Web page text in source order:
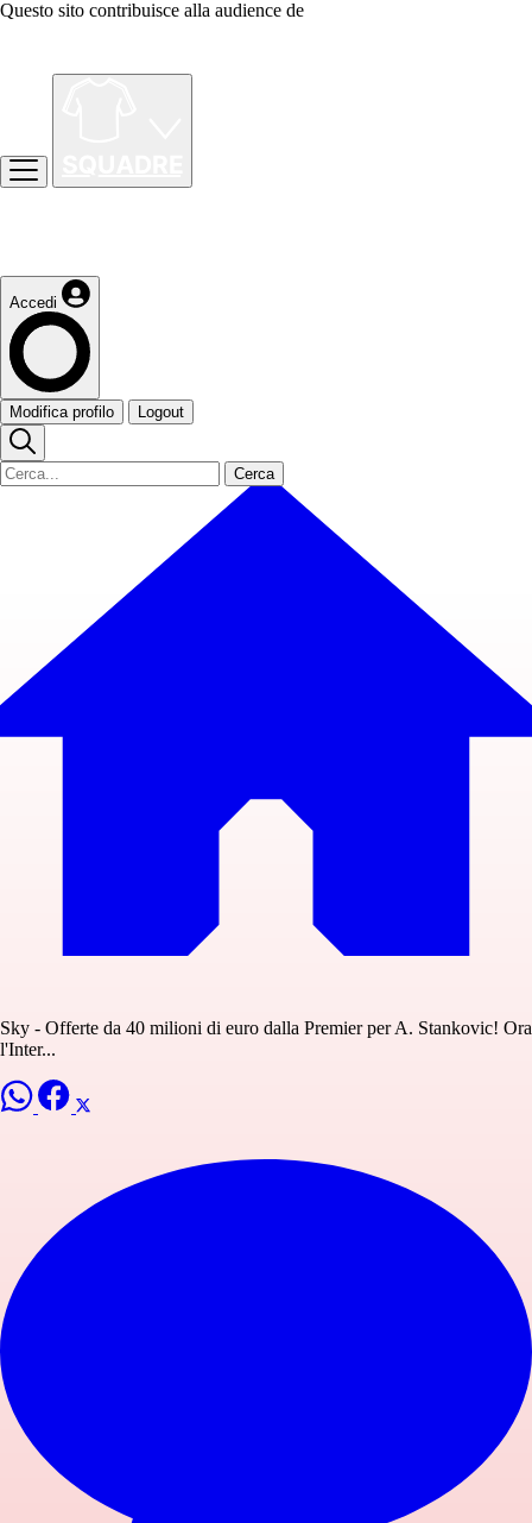
Questo sito contribuisce alla audience de
Accedi
Modifica profilo Logout
Cerca
Sky - Offerte da 40 milioni di euro dalla Premier per A. Stankovic! Ora
l'Inter...